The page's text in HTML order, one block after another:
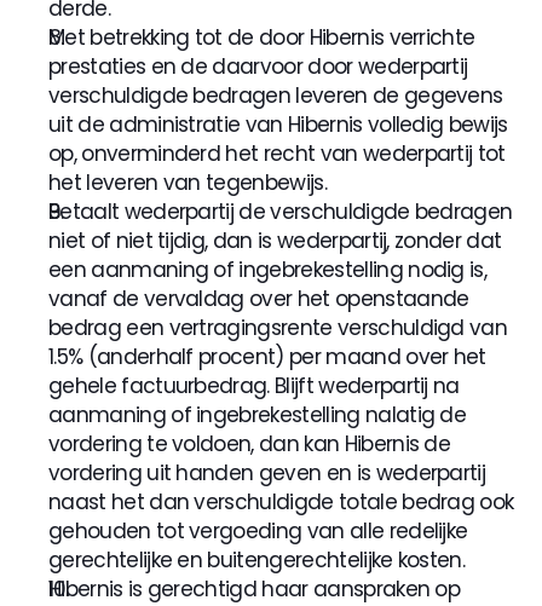
derde.
Met betrekking tot de door Hibernis verrichte
prestaties en de daarvoor door wederpartij
verschuldigde bedragen leveren de gegevens
uit de administratie van Hibernis volledig bewijs
op, onverminderd het recht van wederpartij tot
het leveren van tegenbewijs.
Betaalt wederpartij de verschuldigde bedragen
niet of niet tijdig, dan is wederpartij, zonder dat
een aanmaning of ingebrekestelling nodig is,
vanaf de vervaldag over het openstaande
bedrag een vertragingsrente verschuldigd van
1.5% (anderhalf procent) per maand over het
gehele factuurbedrag. Blijft wederpartij na
aanmaning of ingebrekestelling nalatig de
vordering te voldoen, dan kan Hibernis de
vordering uit handen geven en is wederpartij
naast het dan verschuldigde totale bedrag ook
gehouden tot vergoeding van alle redelijke
gerechtelijke en buitengerechtelijke kosten.
Hibernis is gerechtigd haar aanspraken op